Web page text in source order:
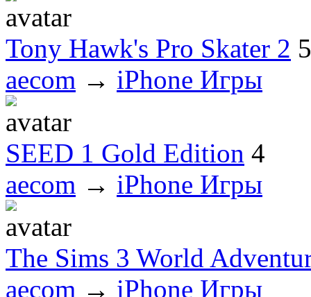
Tony Hawk's Pro Skater 2 5
aecom → iPhone Игры
SEED 1 Gold Edition 4
aecom → iPhone Игры
The Sims 3 World
aecom → iPhone Игры